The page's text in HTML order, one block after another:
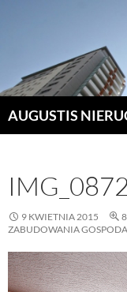
AUGUSTIS
IMG_0872
9 KWIETNIA 2015
ZABUDOWANIA